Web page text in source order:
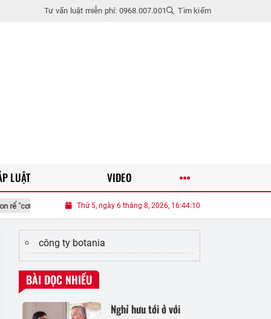
Tư vấn luật miễn phí: 0968.007.001 Tìm kiếm
rót" chăm sóc nhưng vẫn quyết chuyển vào viện dưỡng lão sống
Thứ 5, ngày 6 tháng 8, 2026, 16:44:12
LUẬT VIDEO
công ty botania
BÀI ĐỌC NHIỀU
Nghỉ hưu tới ở với